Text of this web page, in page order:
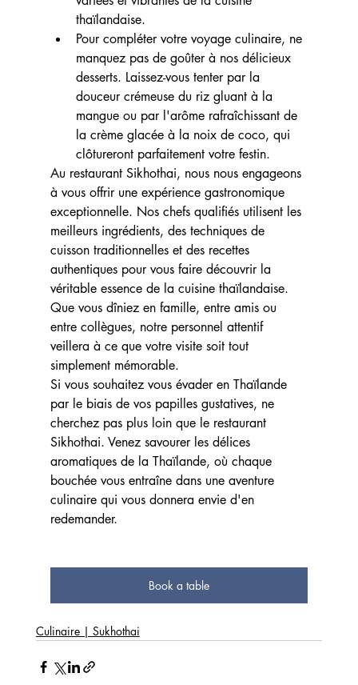
thaïlandaise.
Pour compléter votre voyage culinaire, ne
manquez pas de goûter à nos délicieux
desserts. Laissez-vous tenter par la
douceur crémeuse du riz gluant à la
mangue ou par l'arôme rafraîchissant de
la crème glacée à la noix de coco, qui
clôtureront parfaitement votre festin.
Au restaurant Sikhothai, nous nous engageons
à vous offrir une expérience gastronomique
exceptionnelle. Nos chefs qualifiés utilisent les
meilleurs ingrédients, des techniques de
cuisson traditionnelles et des recettes
authentiques pour vous faire découvrir la
véritable essence de la cuisine thaïlandaise.
Que vous dîniez en famille, entre amis ou
entre collègues, notre personnel attentif
veillera à ce que votre visite soit tout
simplement mémorable.
Si vous souhaitez vous évader en Thaïlande
par le biais de vos papilles gustatives, ne
cherchez pas plus loin que le restaurant
Sikhothai. Venez savourer les délices
aromatiques de la Thaïlande, où chaque
bouchée vous entraîne dans une aventure
culinaire qui vous donnera envie d'en
redemander.
Book a table
Culinaire | Sukhothai